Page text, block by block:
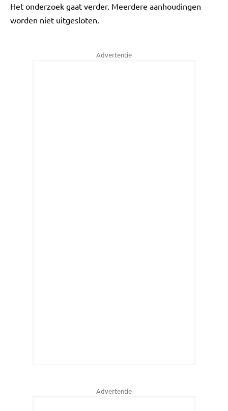
Het onderzoek gaat verder. Meerdere aanhoudingen
worden niet uitgesloten.
Advertentie
Advertentie